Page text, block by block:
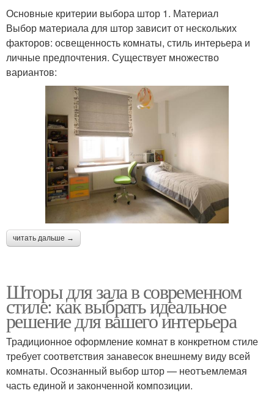
Основные критерии выбора штор 1. Материал
Выбор материала для штор зависит от нескольких
факторов: освещенность комнаты, стиль интерьера и
личные предпочтения. Существует множество
вариантов:
читать дальше →
Шторы для зала в современном
стиле: как выбрать идеальное
решение для вашего интерьера
Традиционное оформление комнат в конкретном стиле
требует соответствия занавесок внешнему виду всей
комнаты. Осознанный выбор штор — неотъемлемая
часть единой и законченной композиции.